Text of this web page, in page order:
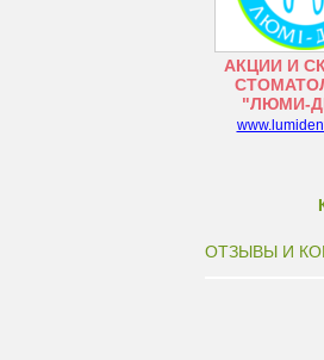
АКЦИИ И
"ЛЮМИ-
ОТЗЫВЫ И